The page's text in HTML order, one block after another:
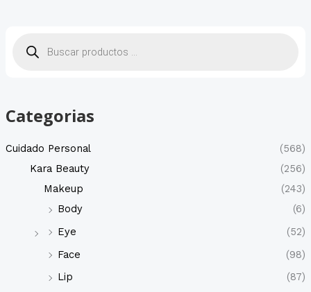
d
e
o
Categorias
Cuidado Personal
(568)
Kara Beauty
(256)
Makeup
(243)
Body
(6)
Eye
(52)
Face
(98)
Lip
(87)